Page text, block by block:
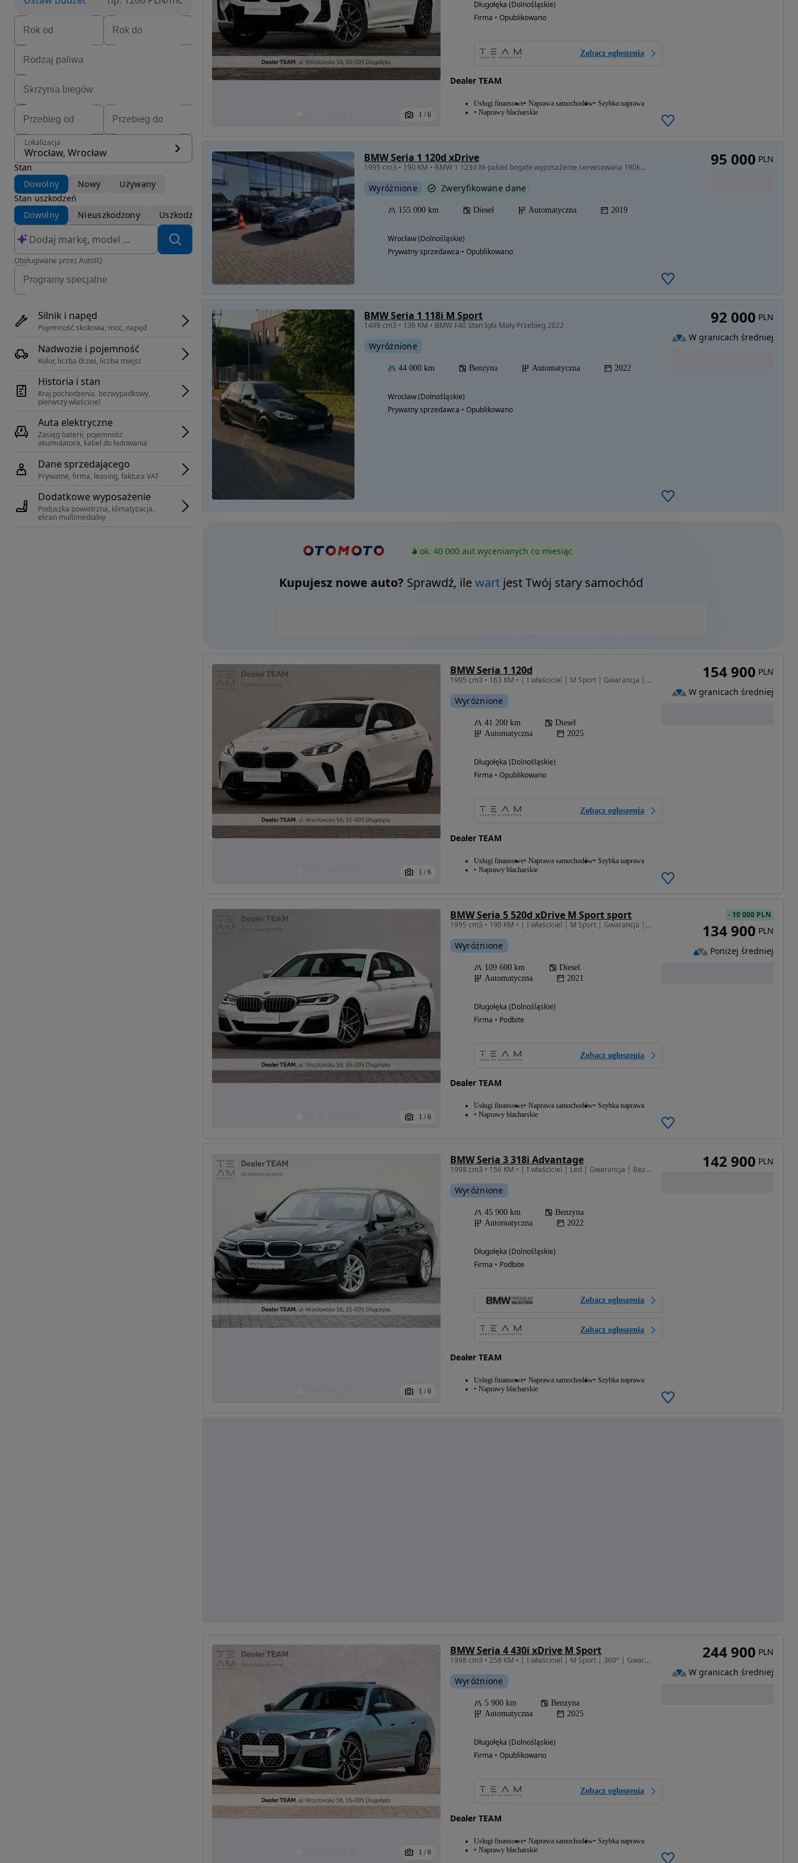
Lokalizacja
Wrocław, Wrocław
Stan
Dowolny
Nowy
Używany
Stan uszkodzeń
Dowolny
Nieuszkodzony Uszkodzony
Obsługiwane przez AutoIQ
Silnik i napęd
Pojemność skokowa, moc, napęd
Nadwozie i pojemność
Kolor, liczba drzwi, liczba miejsc
Historia i stan
Kraj pochodzenia, bezwypadkowy,
pierwszy właściciel
Auta elektryczne
Zasięg baterii, pojemność
akumulatora, kabel do ładowania
Dane sprzedającego
Prywatne, firma, leasing, faktura VAT
Dodatkowe wyposażenie
Poduszka powietrzna, klimatyzacja,
ekran multimedialny
1 / 6
Długołęka (Dolnośląskie)
Firma • Opublikowano
Zobacz ogłoszenia
Dealer TEAM
Usługi finansowe Naprawa samochodów Szybka naprawa
Naprawy blacharskie
BMW Seria 1 120d xDrive
1995 cm3 • 190 KM • BMW 1 123d M-pakiet bogate wyposażenie serwisowana 190km xdrive
Wyróżnione Zweryfikowane dane
155 000 km Diesel Automatyczna 2019
Wrocław (Dolnośląskie)
Prywatny sprzedawca • Opublikowano
95 000 PLN
BMW Seria 1 118i M Sport
1499 cm3 • 136 KM • BMW F40 Stan Igła Mały Przebieg 2022
Wyróżnione
44 000 km Benzyna Automatyczna 2022
Wrocław (Dolnośląskie)
Prywatny sprzedawca • Opublikowano
92 000 PLN
W granicach średniej
ok. 40 000 aut wycenianych co miesiąc
Kupujesz nowe auto? Sprawdź, ilewartjest Twój stary samochód
1 / 6
BMW Seria 1 120d
1995 cm3 • 163 KM • | I właściciel | M Sport | Gwarancja | Bezwypadkowy | FVAT23% |
Wyróżnione
41 200 km
Diesel
Automatyczna
2025
Długołęka (Dolnośląskie)
Firma • Opublikowano
Zobacz ogłoszenia
Dealer TEAM
Usługi finansowe Naprawa samochodów Szybka naprawa
Naprawy blacharskie
154 900 PLN
W granicach średniej
1 / 6
BMW Seria 5 520d xDrive M Sport sport
1995 cm3 • 190 KM • | I właściciel | M Sport | Gwarancja | Bezwypadkowy | FVAT23% |
Wyróżnione
109 600 km
Diesel
Automatyczna
2021
Długołęka (Dolnośląskie)
Firma • Podbite
Zobacz ogłoszenia
Dealer TEAM
Usługi finansowe Naprawa samochodów Szybka naprawa
Naprawy blacharskie
- 10 000 PLN
134 900 PLN
Poniżej średniej
1 / 6
BMW Seria 3 318i Advantage
1998 cm3 • 156 KM • | I właściciel | Led | Gwarancja | Bezwypadkowy | FVAT23% |
Wyróżnione
45 900 km
Benzyna
Automatyczna
2022
Długołęka (Dolnośląskie)
Firma • Podbite
Zobacz ogłoszenia
Zobacz ogłoszenia
Dealer TEAM
Usługi finansowe Naprawa samochodów Szybka naprawa
Naprawy blacharskie
142 900 PLN
1 / 6
BMW Seria 4 430i xDrive M Sport
1998 cm3 • 258 KM • | I właściciel | M Sport | 360° | Gwarancja | Bezwypadkowy | FVAT23% |
Wyróżnione
5 900 km
Benzyna
Automatyczna
2025
Długołęka (Dolnośląskie)
Firma • Opublikowano
Zobacz ogłoszenia
Dealer TEAM
Usługi finansowe Naprawa samochodów Szybka naprawa
Naprawy blacharskie
244 900 PLN
W granicach średniej